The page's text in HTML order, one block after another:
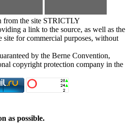
the site STRICTLY
a link to the source, as well as the
site for commercial purposes, without
by the Berne Convention,
copyright protection company in the
as possible.